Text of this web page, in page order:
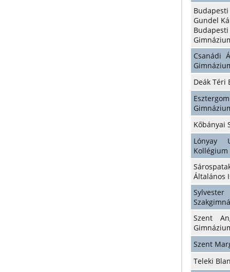
Gundel
Csanádi
Deák Téri
Kőbányai
Lónyay
Kollégium
Általános
Szent
Szent
Teleki